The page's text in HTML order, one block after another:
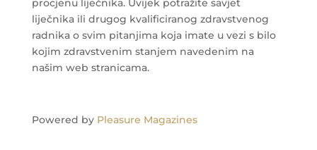
liječnika ili drugog kvalificiranog zdravstvenog
radnika o svim pitanjima koja imate u vezi s bilo
kojim zdravstvenim stanjem navedenim na
našim web stranicama.
Powered by Pleasure Magazines